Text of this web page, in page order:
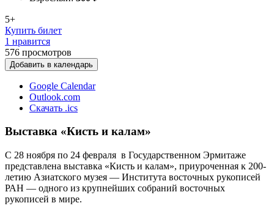
5+
Купить билет
1 нравится
576 просмотров
Добавить в календарь
Google Calendar
Outlook.com
Скачать .ics
Выставка «Кисть и калам»
С 28 ноября по 24 февраля в Государственном Эрмитаже
представлена выставка «Кисть и калам», приуроченная к 200-
летию Азиатского музея — Института восточных рукописей
РАН — одного из крупнейших собраний восточных
рукописей в мире.